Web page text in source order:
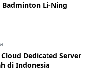
Badminton Li-Ning
Dedicated Server
di Indonesia